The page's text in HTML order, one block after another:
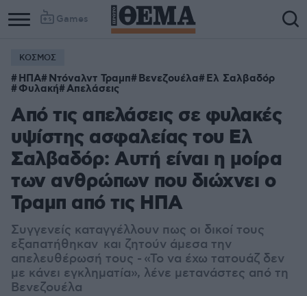
Games
ΚΟΣΜΟΣ
ΗΠΑ Ντόναλντ Τραμπ Βενεζουέλα Ελ Σαλβαδόρ
Φυλακή Απελάσεις
Από τις απελάσεις σε φυλακές
υψίστης ασφαλείας του Ελ
Σαλβαδόρ: Αυτή είναι η μοίρα
των ανθρώπων που διώχνει ο
Τραμπ από τις ΗΠΑ
Συγγενείς καταγγέλλουν πως οι δικοί τους
εξαπατήθηκαν και ζητούν άμεσα την
απελευθέρωσή τους - «Το να έχω τατουάζ δεν
με κάνει εγκληματία», λένε μετανάστες από τη
Βενεζουέλα